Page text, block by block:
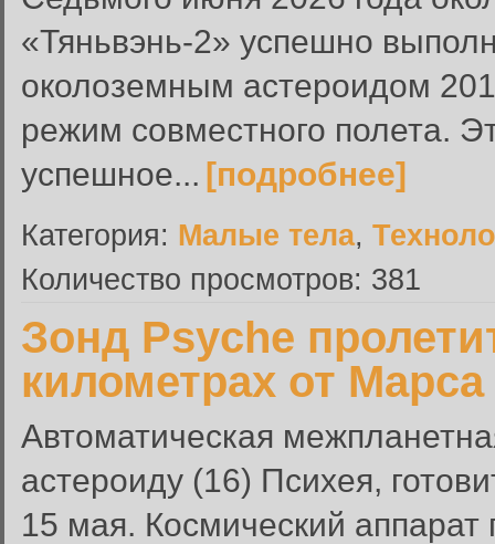
«Тяньвэнь-2» успешно
околоземным астероидом
режим совместного полета.
успешное... [подробнее]
Категория: Малые тела,
Количество просмотров: 381
Зонд Psyche
километрах от
Автоматическая
астероиду (16) Психея,
15 мая. Космический